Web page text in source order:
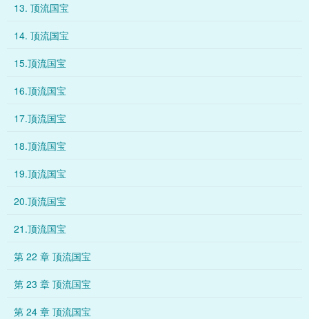
13. 顶流国宝
14. 顶流国宝
15.顶流国宝
16.顶流国宝
17.顶流国宝
18.顶流国宝
19.顶流国宝
20.顶流国宝
21.顶流国宝
第 22 章 顶流国宝
第 23 章 顶流国宝
第 24 章 顶流国宝